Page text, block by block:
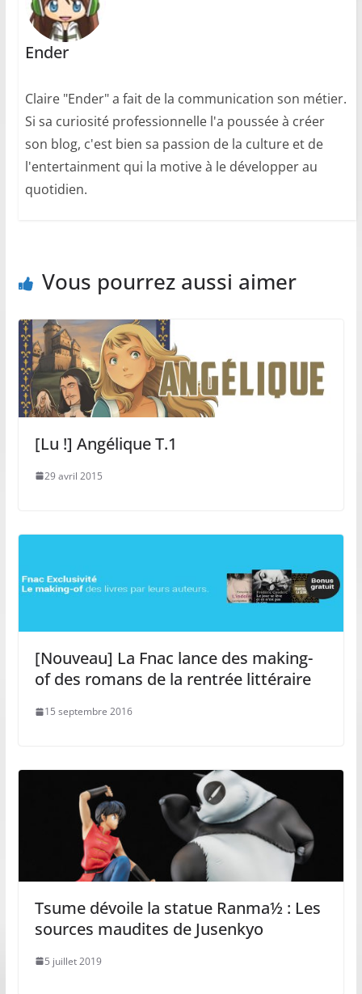
Ender
Claire "Ender" a fait de la communication son métier.
Si sa curiosité professionnelle l'a poussée à créer
son blog, c'est bien sa passion de la culture et de
l'entertainment qui la motive à le développer au
quotidien.
Vous pourrez aussi aimer
[Lu !] Angélique T.1
29 avril 2015
[Nouveau] La Fnac lance des making-
of des romans de la rentrée littéraire
15 septembre 2016
Tsume dévoile la statue Ranma½ : Les
sources maudites de Jusenkyo
5 juillet 2019